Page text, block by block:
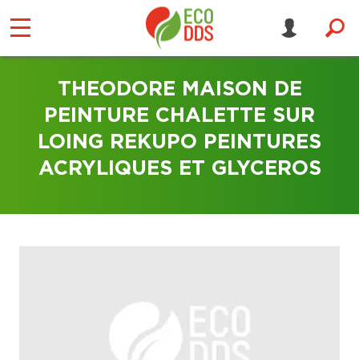
THEODORE MAISON DE
PEINTURE CHALETTE SUR
LOING REKUPO PEINTURES
ACRYLIQUES ET GLYCEROS